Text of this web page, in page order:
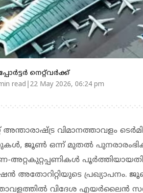
നെറ്റ്‌വര്‍ക്ക്‌
read|22 May 2026, 06:24 pm
വിമാനത്താവളം
ജൂണ്‍ ഒന്ന് മുതല്‍
അറ്റകുറ്റപ്പണികള്‍
അതോറിറ്റിയുടെ
വിദേശ എയര്‍ലൈന്‍